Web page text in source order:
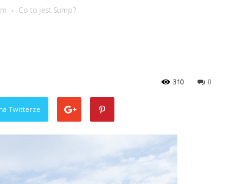
Co to jest Sump?
0
310
Twitterze